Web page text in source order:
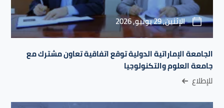
الإثنين, 29 يونيو, 2026
الجامعة الإماراتية الدولية توقع اتفاقية تعاون مشترك مع
جامعة العلوم والتكنولوجيا
للإطلاع